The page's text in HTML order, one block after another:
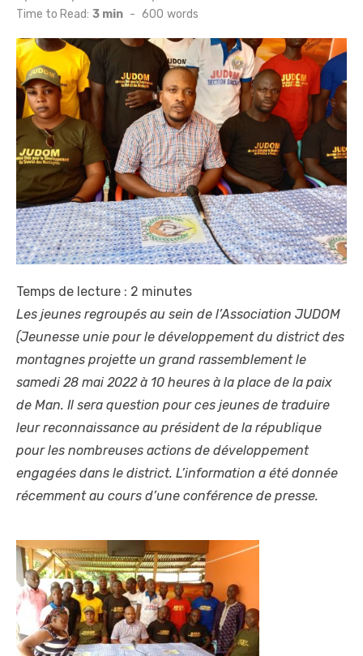
Time to Read: 3 min - 600 words
Temps de lecture : 2 minutes
Les jeunes regroupés au sein de l’Association JUDOM
(Jeunesse unie pour le développement du district des
montagnes projette un grand rassemblement le
samedi 28 mai 2022 à 10 heures à la place de la paix
de Man. Il sera question pour ces jeunes de traduire
leur reconnaissance au président de la république
pour les nombreuses actions de développement
engagées dans le district. L’information a été donnée
récemment au cours d’une conférence de presse.